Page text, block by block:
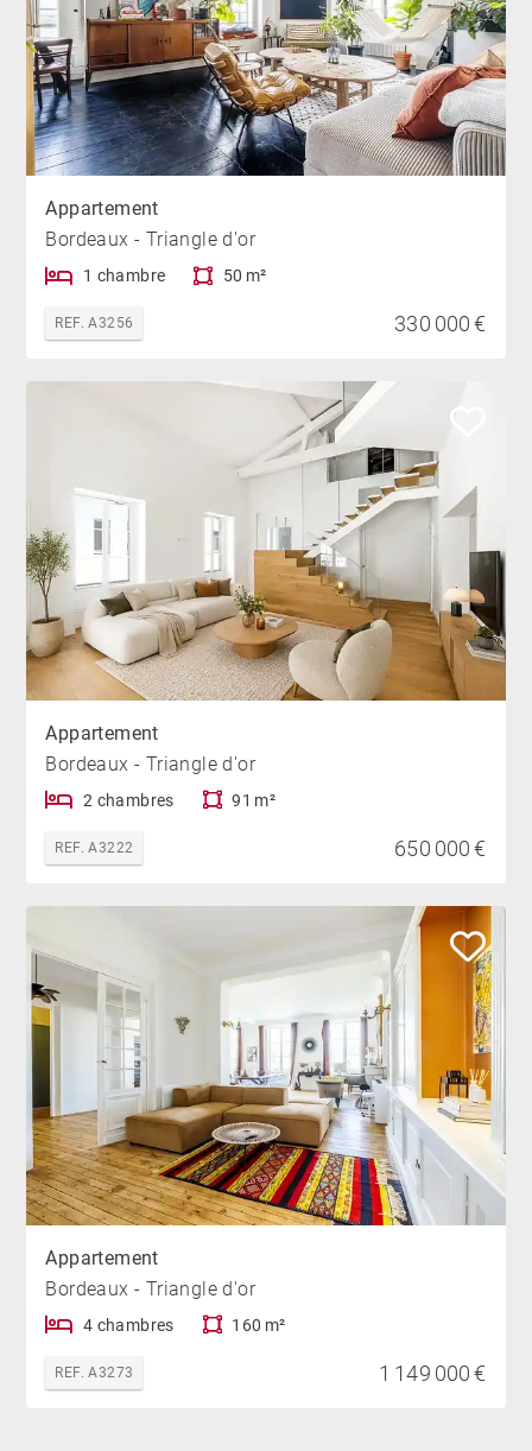
Appartement
Bordeaux - Triangle d'or
1 chambre 50 m²
REF. A3256 330 000 €
Appartement
Bordeaux - Triangle d'or
2 chambres 91 m²
REF. A3222 650 000 €
Appartement
Bordeaux - Triangle d'or
4 chambres 160 m²
REF. A3273 1 149 000 €